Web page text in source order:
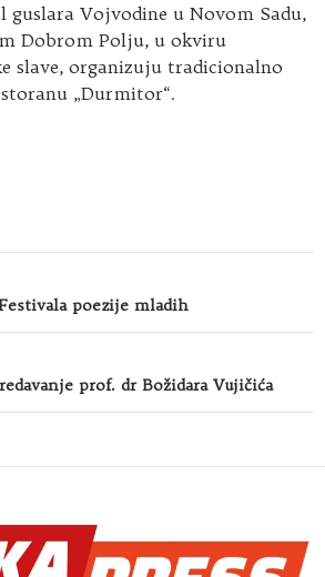
guslara Vojvodine u Novom Sadu,
Dobrom Polju, u okviru
slave, organizuju tradicionalno
„Durmitor“.
poezije mladih
prof. dr Božidara Vujičića